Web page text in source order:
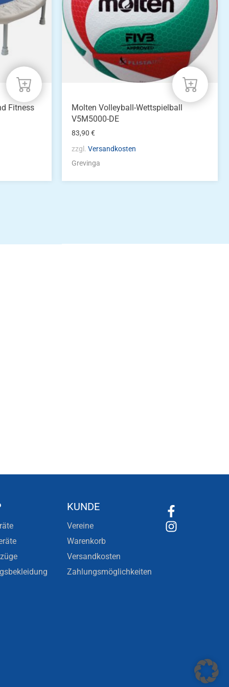
Fitness
Molten Volleyball-Wettspielball
V5M5000-DE
83,90€
zzgl.Versandkosten
Grevinga
KUNDE
Vereine
Warenkorb
Versandkosten
Zahlungsmöglichkeiten